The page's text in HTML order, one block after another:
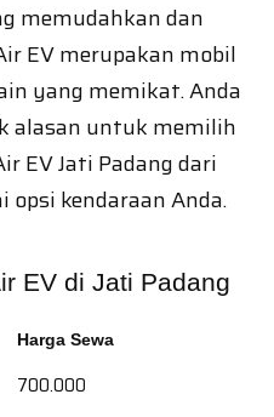
memudahkan dan
EV merupakan mobil
yang memikat. Anda
alasan untuk memilih
EV Jati Padang dari
opsi kendaraan Anda.
EV di Jati Padang
Harga Sewa
700.000